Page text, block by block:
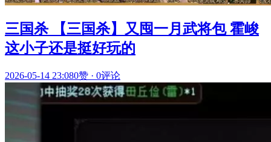
三国杀 【三国杀】又囤一月武将包 霍峻
这小子还是挺好玩的
2026-05-14 23:080赞 · 0评论